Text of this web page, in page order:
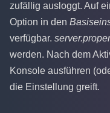
zufällig ausloggt. Auf
Option in den
verfügbar.
werden. Nach dem
Konsole ausführen
die Einstellung greift.